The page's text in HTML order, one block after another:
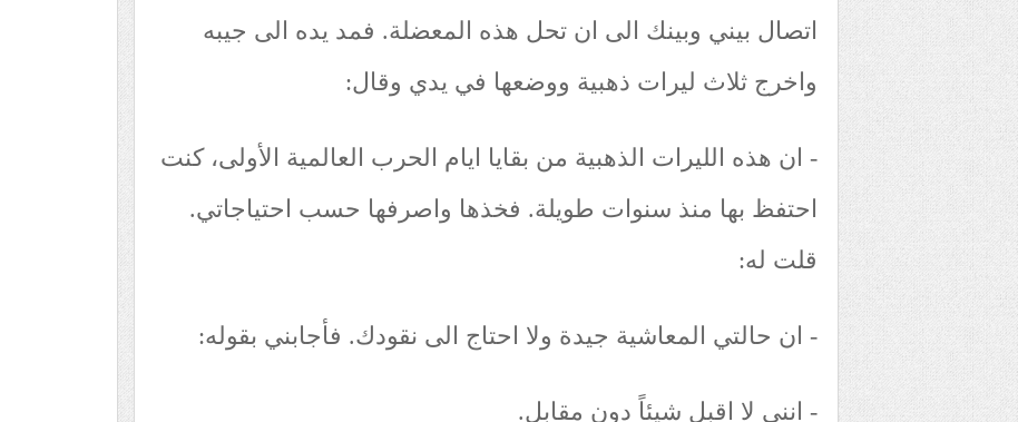
اتصال بيني وبينك الى ان تحل هذه المعضلة. فمد يده الى جيبه
واخرج ثلاث ليرات ذهبية ووضعها في يدي وقال:
- ان هذه الليرات الذهبية من بقايا ايام الحرب العالمية الأولى، كنت
احتفظ بها منذ سنوات طويلة. فخذها واصرفها حسب احتياجاتي.
قلت له:
- ان حالتي المعاشية جيدة ولا احتاج الى نقودك. فأجابني بقوله:
- انني لا اقبل شيئاً دون مقابل.